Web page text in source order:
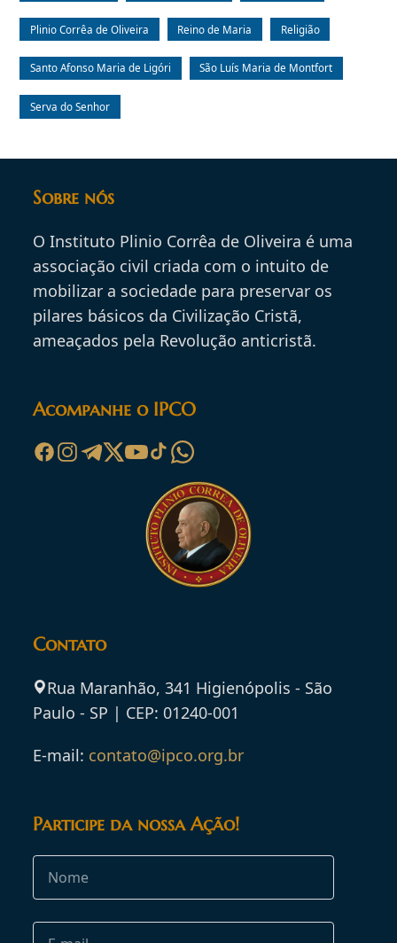
Plinio Corrêa de Oliveira Reino de Maria Religião
Santo Afonso Maria de Ligóri São Luís Maria de Montfort
Serva do Senhor
Sobre nós
O Instituto Plinio Corrêa de Oliveira é uma
associação civil criada com o intuito de
mobilizar a sociedade para preservar os
pilares básicos da Civilização Cristã,
ameaçados pela Revolução anticristã.
Acompanhe o IPCO
Contato
Rua Maranhão, 341 Higienópolis - São
Paulo - SP | CEP: 01240-001
E-mail: contato@ipco.org.br
Participe da nossa Ação!